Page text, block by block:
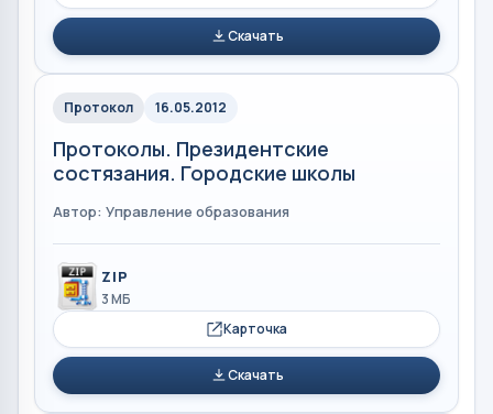
Скачать
Протокол 16.05.2012
Протоколы. Президентские
состязания. Городские школы
Автор: Управление образования
ZIP
3 МБ
Карточка
Скачать